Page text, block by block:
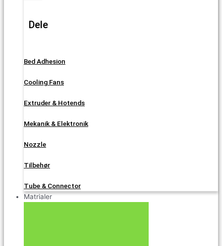
Dele
Bed Adhesion
Cooling Fans
Extruder & Hotends
Mekanik & Elektronik
Nozzle
Tilbehør
Tube & Connector
Matrialer